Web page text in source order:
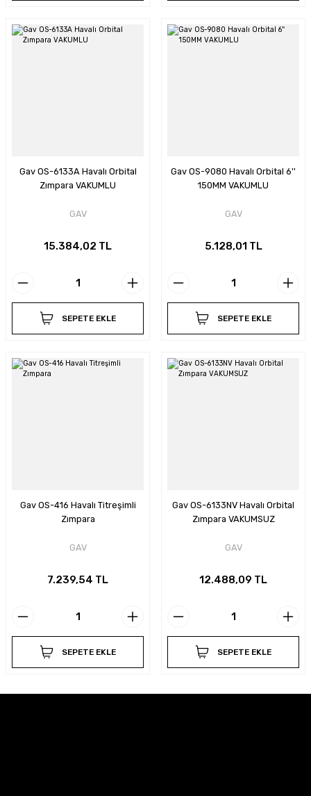
Gav OS-6133A Havalı Orbital
Zımpara VAKUMLU
GAV
15.384,02 TL
SEPETE EKLE
Gav OS-9080 Havalı Orbital 6''
150MM VAKUMLU
GAV
5.128,01 TL
SEPETE EKLE
Gav OS-416 Havalı Titreşimli
Zımpara
GAV
7.239,54 TL
SEPETE EKLE
Gav OS-6133NV Havalı Orbital
Zımpara VAKUMSUZ
GAV
12.488,09 TL
SEPETE EKLE